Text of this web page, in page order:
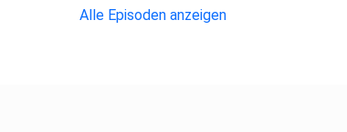
Alle Episoden anzeigen